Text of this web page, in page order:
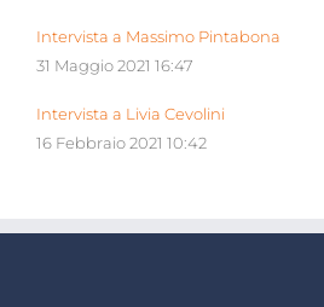
Intervista a Massimo Pintabona
31 Maggio 2021 16:47
Intervista a Livia Cevolini
16 Febbraio 2021 10:42